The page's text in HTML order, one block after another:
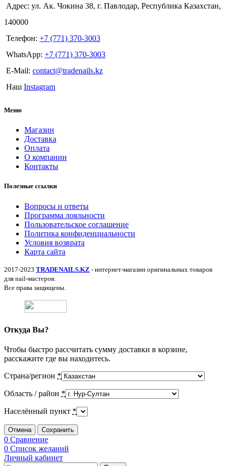
Адрес: ул. Ак. Чокина 38, г. Павлодар, Республика Казахстан,
140000
Телефон: +7 (771) 370-3003
WhatsApp: +7 (771) 370-3003
E-Mail: contact@tradenails.kz
Наш Instagram
Меню
Магазин
Доставка
Оплата
О компании
Контакты
Полезные ссылки
Вопросы и ответы
Программа лояльности
Пользовательское соглашение
Политика конфиденциальности
Условия возврата
Карта сайта
2017-2023 TRADENAILS.KZ - интернет-магазин оригинальных товаров
для nail-мастеров.
Все права защищены.
Откуда Вы?
Чтобы быстро рассчитать сумму доставки в корзине,
расскажите где вы находитесь.
Страна/регион *
Область / район *
Населённый пункт *
Отмена Сохранить
0 Сравнение
0 Список желаний
Личный кабинет